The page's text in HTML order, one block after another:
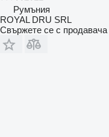
Румъния
ROYAL DRU SRL
Свържете се с продавача